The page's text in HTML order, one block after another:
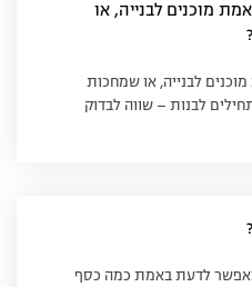
מוכנים לבנייה, או
מוכנים לבנייה, או שמחכות
לבנות – שווה לבדוק
לדעת באמת כמה כסף